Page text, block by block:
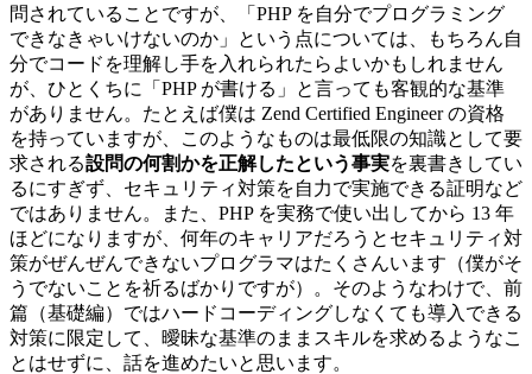
問されていることですが、「PHP を自分でプログラミング
できなきゃいけないのか」という点については、もちろん自
分でコードを理解し手を入れられたらよいかもしれません
が、ひとくちに「PHP が書ける」と言っても客観的な基準
がありません。たとえば僕は Zend Certified Engineer の資格
を持っていますが、このようなものは最低限の知識として要
求される設問の何割かを正解したという事実を裏書きしてい
るにすぎず、セキュリティ対策を自力で実施できる証明など
ではありません。また、PHP を実務で使い出してから 13 年
ほどになりますが、何年のキャリアだろうとセキュリティ対
策がぜんぜんできないプログラマはたくさんいます（僕がそ
うでないことを祈るばかりですが）。そのようなわけで、前
篇（基礎編）ではハードコーディングしなくても導入できる
対策に限定して、曖昧な基準のままスキルを求めるようなこ
とはせずに、話を進めたいと思います。